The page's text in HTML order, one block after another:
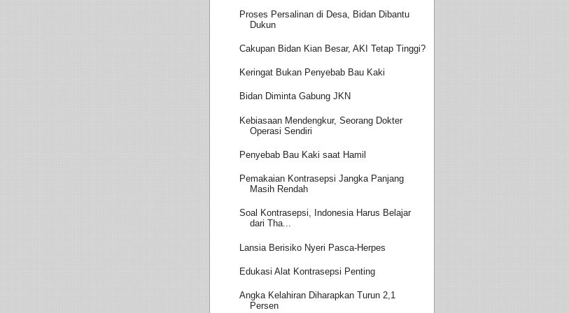
Proses Persalinan di Desa, Bidan Dibantu
Dukun
Cakupan Bidan Kian Besar, AKI Tetap Tinggi?
Keringat Bukan Penyebab Bau Kaki
Bidan Diminta Gabung JKN
Kebiasaan Mendengkur, Seorang Dokter
Operasi Sendiri
Penyebab Bau Kaki saat Hamil
Pemakaian Kontrasepsi Jangka Panjang
Masih Rendah
Soal Kontrasepsi, Indonesia Harus Belajar
dari Tha...
Lansia Berisiko Nyeri Pasca-Herpes
Edukasi Alat Kontrasepsi Penting
Angka Kelahiran Diharapkan Turun 2,1
Persen